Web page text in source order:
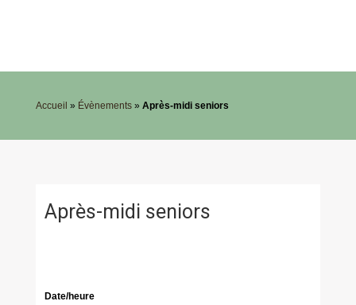
Accueil » Évènements» Après-midi seniors
Après-midi seniors
Date/heure